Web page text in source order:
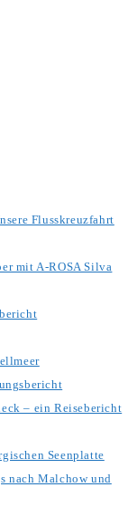
Flusskreuzfahrt
mit A-ROSA Silva
– ein Reisebericht
Seenplatte
nach Malchow und